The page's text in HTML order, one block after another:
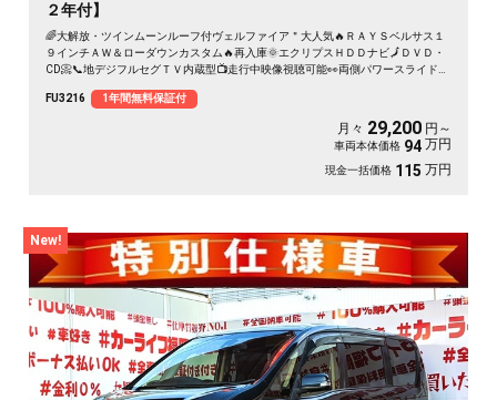
２年付】
🌈大解放・ツインムーンルーフ付ヴェルファイア＂大人気🔥ＲＡＹＳベルサス１
９インチＡＷ＆ローダウンカスタム🔥再入庫🌞エクリプスＨＤＤナビ🗾ＤＶＤ・
CD📀📞地デジフルセグＴＶ内蔵型📺走行中映像視聴可能👀両側パワースライドド
ダウンモニター搭載📺⚡多数装備付きの人気ミニバン・月々２万円台～ＯＫ😲
FU3216 1年間無料保証付
月々 29,200 円～
車両本体価格 94 万円
現金一括価格 115 万円
New!